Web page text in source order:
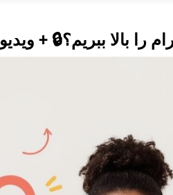
را بالا ببریم؟🔒 + ویدیو